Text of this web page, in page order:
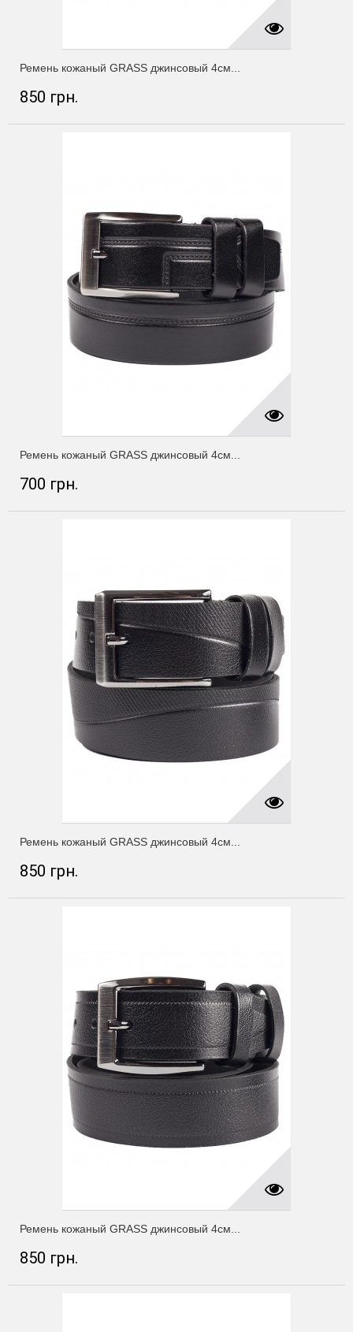
Ремень кожаный GRASS джинсовый 4см...
850 грн.
Ремень кожаный GRASS джинсовый 4см...
700 грн.
Ремень кожаный GRASS джинсовый 4см...
850 грн.
Ремень кожаный GRASS джинсовый 4см...
850 грн.